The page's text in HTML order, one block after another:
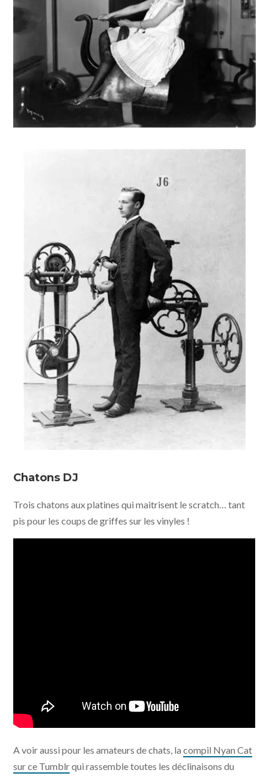
Chatons DJ
Trois chatons aux platines qui maitrisent le scratch… tant
pis pour les coups de griffes sur les vinyles !
A voir aussi pour les amateurs de chats, lacompil Nyan Cat
sur ce Tumblrqui rassemble toutes les déclinaisons du